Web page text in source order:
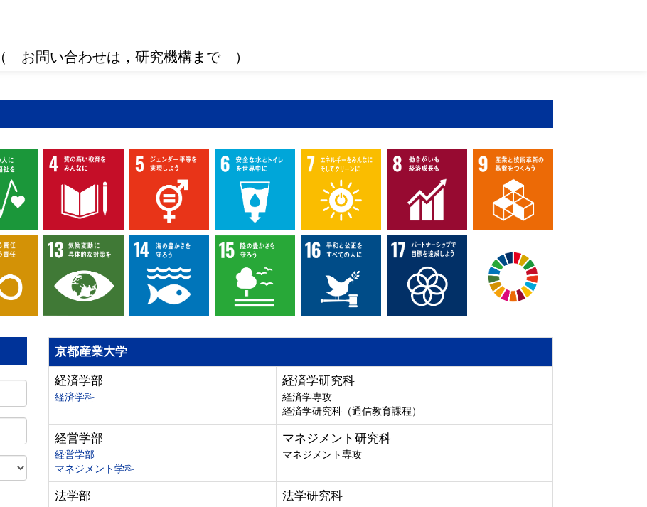
（ お問い合わせは，研究機構まで ）
京都産業大学
経済学部
経済学科
経済学研究科
経済学専攻
経済学研究科（通信教育課程）
経営学部
経営学部
マネジメント学科
マネジメント研究科
マネジメント専攻
法学部 法学研究科